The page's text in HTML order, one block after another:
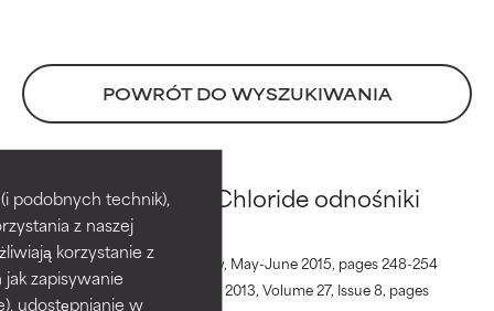
podobnych technik),
z naszej
korzystanie z
zapisywanie
udostępnianie w
POWRÓT DO WYSZUKIWANIA
Behentrimonium Chloride odnośniki
Indian Journal of Dermatology, May-June 2015, pages 248-254
Toxicology in Vitro, December 2013, Volume 27, Issue 8, pages
Oceny składników
BEST
Udowodnione i potwierdzone
przez niezależne badania.
Wyjątkowy składnik aktywny
odpowiedni dla większości
Oceny składników
BEST
Udowodnione i potwierdzone
przez niezależne badania.
Wyjątkowy składnik aktywny
odpowiedni dla większości